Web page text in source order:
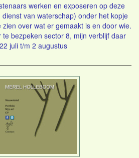
werken en exposeren op deze
van waterschap) onder het kopje
over wat er gemaakt is en door wie.
bezpeken sector 8, mijn verblijf daar
juli t/m 2 augustus